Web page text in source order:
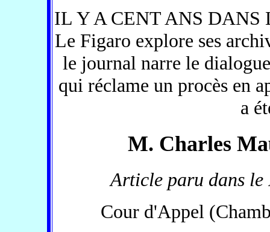
IL Y A CENT ANS DANS
Le Figaro explore ses
le journal narre le
qui réclame un procès en
a
M. Charles
Article paru dans le
Cour d'Appel